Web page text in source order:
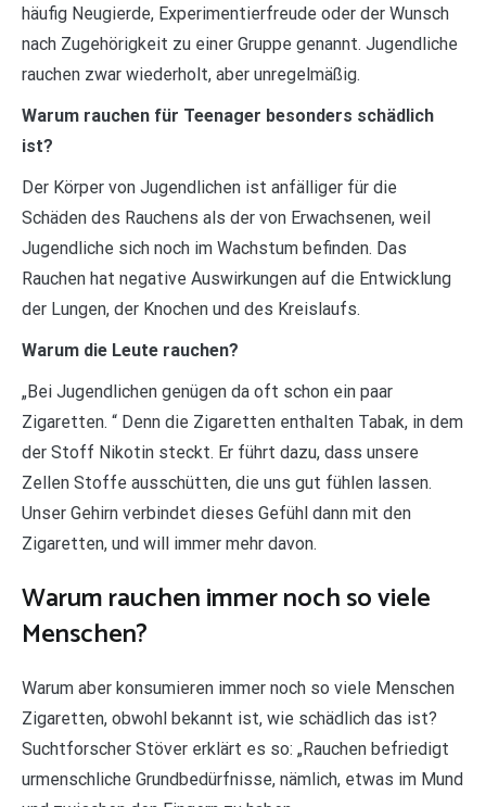
häufig Neugierde, Experimentierfreude oder der Wunsch
nach Zugehörigkeit zu einer Gruppe genannt. Jugendliche
rauchen zwar wiederholt, aber unregelmäßig.
Warum rauchen für Teenager besonders schädlich
ist?
Der Körper von Jugendlichen ist anfälliger für die
Schäden des Rauchens als der von Erwachsenen, weil
Jugendliche sich noch im Wachstum befinden. Das
Rauchen hat negative Auswirkungen auf die Entwicklung
der Lungen, der Knochen und des Kreislaufs.
Warum die Leute rauchen?
„Bei Jugendlichen genügen da oft schon ein paar
Zigaretten. “ Denn die Zigaretten enthalten Tabak, in dem
der Stoff Nikotin steckt. Er führt dazu, dass unsere
Zellen Stoffe ausschütten, die uns gut fühlen lassen.
Unser Gehirn verbindet dieses Gefühl dann mit den
Zigaretten, und will immer mehr davon.
Warum rauchen immer noch so viele
Menschen?
Warum aber konsumieren immer noch so viele Menschen
Zigaretten, obwohl bekannt ist, wie schädlich das ist?
Suchtforscher Stöver erklärt es so: „Rauchen befriedigt
urmenschliche Grundbedürfnisse, nämlich, etwas im Mund